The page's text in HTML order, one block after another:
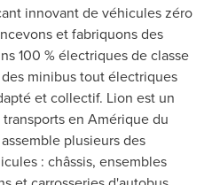
innovant de véhicules zéro
et fabriquons des
100 % électriques de classe
minibus tout électriques
et collectif. Lion est un
en Amérique du
plusieurs des
: châssis, ensembles